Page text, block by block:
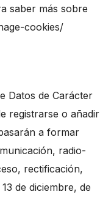
saber más sobre
cookies/
Datos de Carácter
registrarse o añadir
a formar
radio-
rectificación,
de diciembre, de